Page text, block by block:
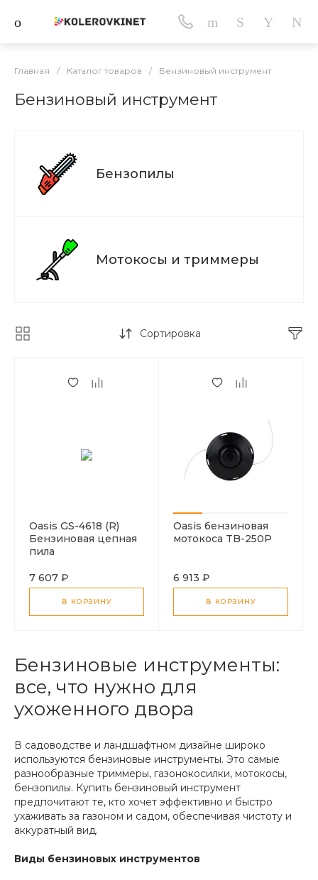
Главная / Каталог товаров / Бензиновый инструмент
Бензиновый инструмент
Бензопилы
Мотокосы и триммеры
Сортировка
Oasis GS-4618 (R)
Бензиновая цепная
пила
7 607 ₽
В КОРЗИНУ
Oasis бензиновая
мотокоса TB-250P
6 913 ₽
В КОРЗИНУ
Бензиновые инструменты:
все, что нужно для
ухоженного двора
В садоводстве и ландшафтном дизайне широко
используются бензиновые инструменты. Это самые
разнообразные триммеры, газонокосилки, мотокосы,
бензопилы. Купить бензиновый инструмент
предпочитают те, кто хочет эффективно и быстро
ухаживать за газоном и садом, обеспечивая чистоту и
аккуратный вид.
Виды бензиновых инструментов